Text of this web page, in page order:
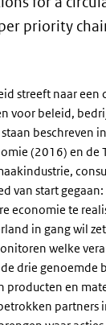
priority
streeft naar
voor beleid,
beschreven
(2016) en de
van start
economie te
in gang wil
welke
drie
producten en